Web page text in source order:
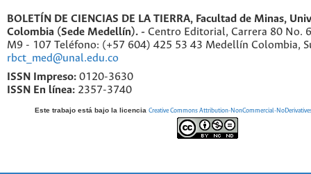
BOLETÍN DE CIENCIAS DE LA TIERRA, Facultad de Minas,
Colombia (Sede Medellín). - Centro Editorial, Carrera 80 No.
M9 - 107 Teléfono: (+57 604) 425 53 43 Medellín Colombia,
rbct_med@unal.edu.co
ISSN Impreso: 0120-3630
ISSN En línea: 2357-3740
Este trabajo está bajo la licencia Creative Commons Attribution-NonCommercial-